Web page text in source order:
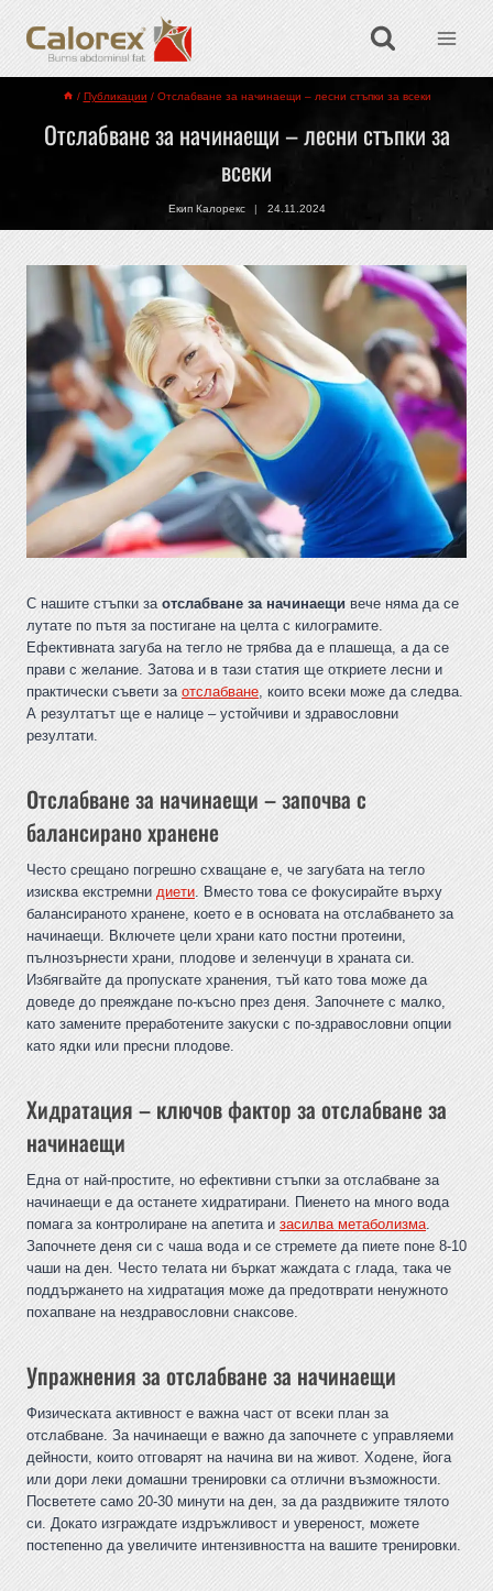
/ Публикации / Отслабване за начинаещи – лесни стъпки за всеки
Отслабване за начинаещи – лесни стъпки за
всеки
Екип Калорекс 24.11.2024
С нашите стъпки за отслабване за начинаещи вече няма да се
лутате по пътя за постигане на целта с килограмите.
Ефективната загуба на тегло не трябва да е плашеща, а да се
прави с желание. Затова и в тази статия ще откриете лесни и
практически съвети заотслабване, които всеки може да следва.
А резултатът ще е налице – устойчиви и здравословни
резултати.
Отслабване за начинаещи – започва с
балансирано хранене
Често срещано погрешно схващане е, че загубата на тегло
изисква екстремни диети. Вместо това се фокусирайте върху
балансираното хранене, което е в основата на отслабването за
начинаещи. Включете цели храни като постни протеини,
пълнозърнести храни, плодове и зеленчуци в храната си.
Избягвайте да пропускате хранения, тъй като това може да
доведе до преяждане по-късно през деня. Започнете с малко,
като замените преработените закуски с по-здравословни опции
като ядки или пресни плодове.
Хидратация – ключов фактор за отслабване за
начинаещи
Една от най-простите, но ефективни стъпки за отслабване за
начинаещи е да останете хидратирани. Пиенето на много вода
помага за контролиране на апетита и засилва метаболизма.
Започнете деня си с чаша вода и се стремете да пиете поне 8-10
чаши на ден. Често телата ни бъркат жаждата с глада, така че
поддържането на хидратация може да предотврати ненужното
похапване на нездравословни снаксове.
Упражнения за отслабване за начинаещи
Физическата активност е важна част от всеки план за
отслабване. За начинаещи е важно да започнете с управляеми
дейности, които отговарят на начина ви на живот. Ходене, йога
или дори леки домашни тренировки са отлични възможности.
Посветете само 20-30 минути на ден, за да раздвижите тялото
си. Докато изграждате издръжливост и увереност, можете
постепенно да увеличите интензивността на вашите тренировки.